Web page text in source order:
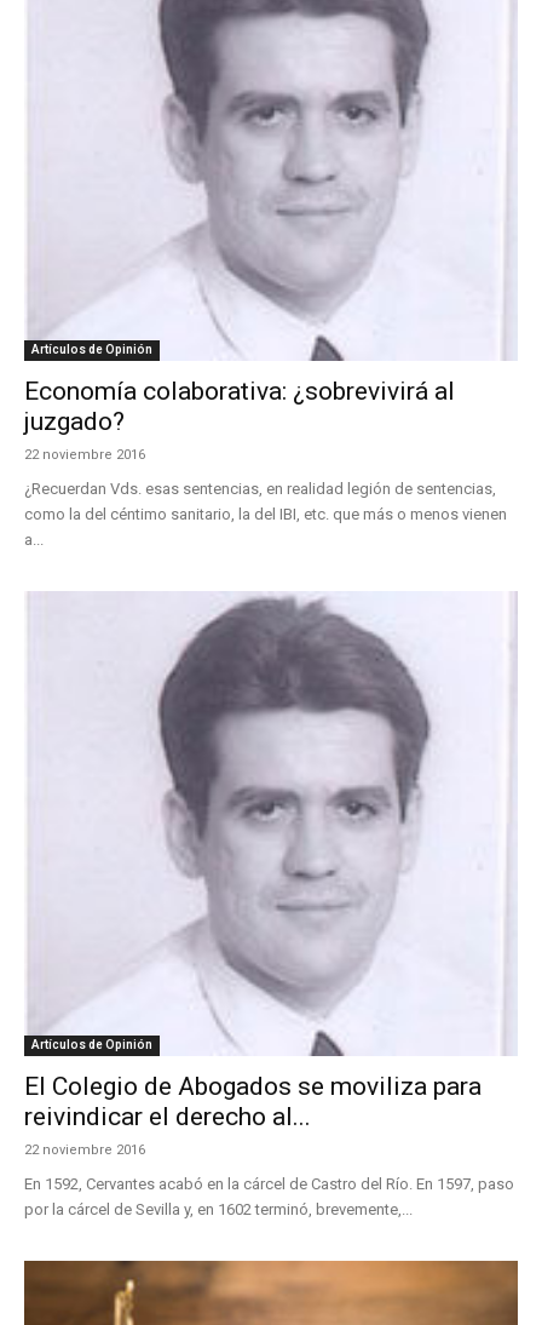
Artículos de Opinión
Economía colaborativa: ¿sobrevivirá al
juzgado?
22 noviembre 2016
¿Recuerdan Vds. esas sentencias, en realidad legión de sentencias,
como la del céntimo sanitario, la del IBI, etc. que más o menos vienen
a...
Artículos de Opinión
El Colegio de Abogados se moviliza para
reivindicar el derecho al...
22 noviembre 2016
En 1592, Cervantes acabó en la cárcel de Castro del Río. En 1597, paso
por la cárcel de Sevilla y, en 1602 terminó, brevemente,...